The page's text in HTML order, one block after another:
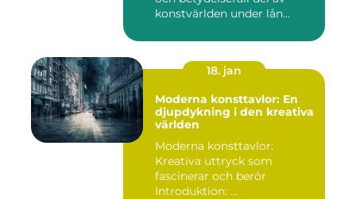
konstvärlden under lån...
18. jan
Moderna konsttavlor: En
djupdykning i den kreativa
världen
Moderna konsttavlor:
Kreativa uttryck som
fascinerar och berör
Introduktion: ...